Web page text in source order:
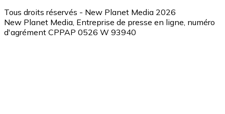
Tous droits réservés - New Planet Media 2026
New Planet Media, Entreprise de presse en ligne, numéro
d'agrément CPPAP 0526 W 93940